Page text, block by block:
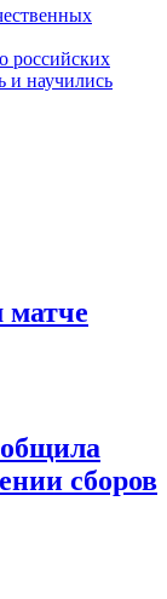
российских
и научились
матче
сборов